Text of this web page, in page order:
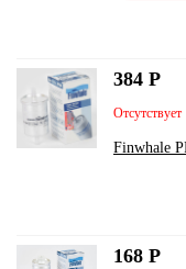
Отсутствует
Finwhale
384 Р
168 Р